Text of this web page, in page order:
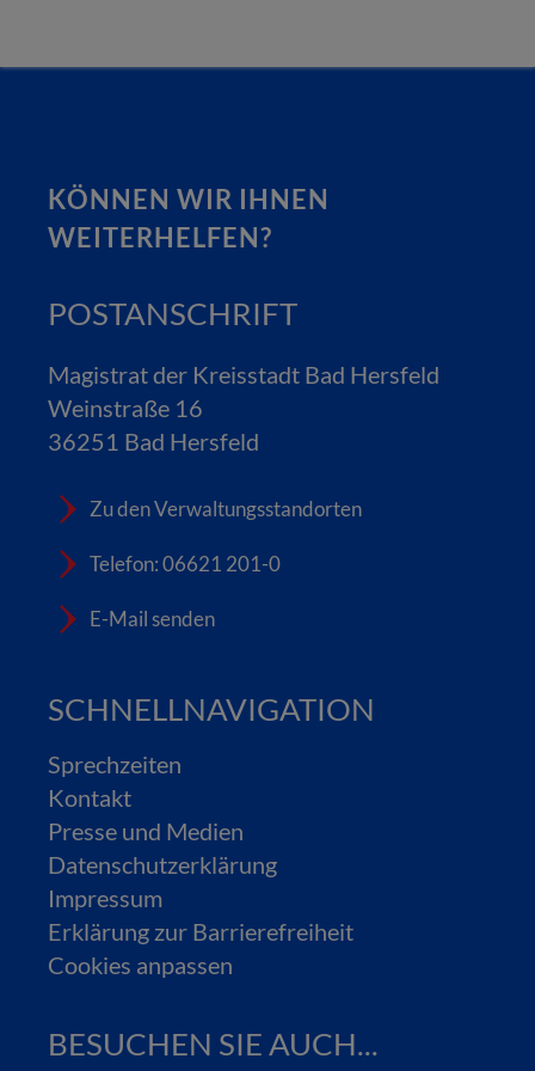
KÖNNEN WIR IHNEN
WEITERHELFEN?
POSTANSCHRIFT
Magistrat der Kreisstadt Bad Hersfeld
Weinstraße 16
36251 Bad Hersfeld
Zu den Verwaltungsstandorten
Telefon: 06621 201-0
E-Mail senden
SCHNELLNAVIGATION
Sprechzeiten
Kontakt
Presse und Medien
Datenschutzerklärung
Impressum
Erklärung zur Barrierefreiheit
Cookies anpassen
BESUCHEN SIE AUCH...